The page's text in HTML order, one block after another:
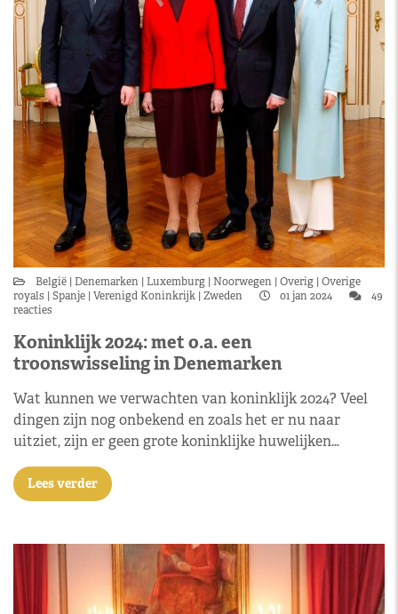
België Denemarken Luxemburg Noorwegen Overig Overige
royals
Spanje Verenigd Koninkrijk Zweden 01 jan 2024
49
reacties
Koninklijk 2024: met o.a. een
troonswisseling in Denemarken
Wat kunnen we verwachten van koninklijk 2024? Veel
dingen zijn nog onbekend en zoals het er nu naar
uitziet, zijn er geen grote koninklijke huwelijken…
Lees verder